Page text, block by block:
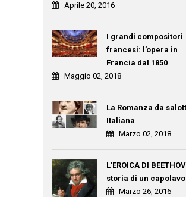
Aprile 20, 2016
I grandi compositori
francesi: l’opera in
Francia dal 1850
Maggio 02, 2018
La Romanza da
Italiana
Marzo 02, 2018
L’EROICA DI
storia di un
Marzo 26, 2016